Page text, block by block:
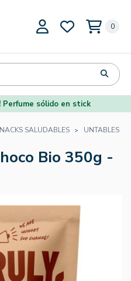
0
Perfume sólido en stick
SALUDABLES UNTABLES
Bio 350g -